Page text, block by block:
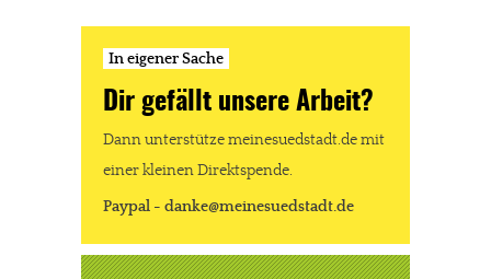
In eigener Sache
Dir gefällt unsere Arbeit?
Dann unterstütze meinesuedstadt.de mit
einer kleinen Direktspende.
Paypal - danke@meinesuedstadt.de